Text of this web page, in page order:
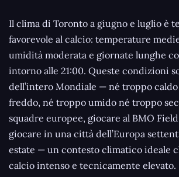
Il clima di Toronto a giugno e luglio è
favorevole al calcio: temperature
umidità moderata e giornate lunghe
intorno alle 21:00. Queste condizioni
dell’intero Mondiale — né troppo
freddo, né troppo umido né troppo
squadre europee, giocare al BMO
giocare in una città dell’Europa
estate — un contesto climatico ideale
calcio intenso e tecnicamente elevato.